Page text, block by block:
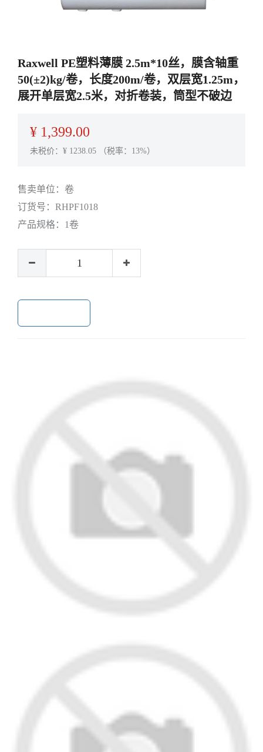
Raxwell PE塑料薄膜 2.5m*10丝，膜含轴重
50(±2)kg/卷，长度200m/卷，双层宽1.25m，
展开单层宽2.5米，对折卷装，筒型不破边
¥ 1,399.00
未税价：¥ 1238.05 （税率：13%）
售卖单位： 卷
订货号： RHPF1018
产品规格： 1卷